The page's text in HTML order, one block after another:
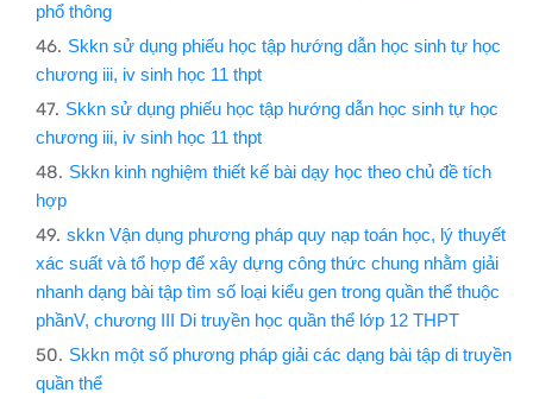
phổ thông
Skkn sử dụng phiếu học tập hướng dẫn học sinh tự học
chương iii, iv sinh học 11 thpt
Skkn sử dụng phiếu học tập hướng dẫn học sinh tự học
chương iii, iv sinh học 11 thpt
Skkn kinh nghiệm thiết kế bài dạy học theo chủ đề tích
hợp
skkn Vận dụng phương pháp quy nạp toán học, lý thuyết
xác suất và tổ hợp để xây dựng công thức chung nhằm giải
nhanh dạng bài tập tìm số loại kiểu gen trong quần thể thuộc
phầnV, chương III Di truyền học quần thể lớp 12 THPT
Skkn một số phương pháp giải các dạng bài tập di truyền
quần thể